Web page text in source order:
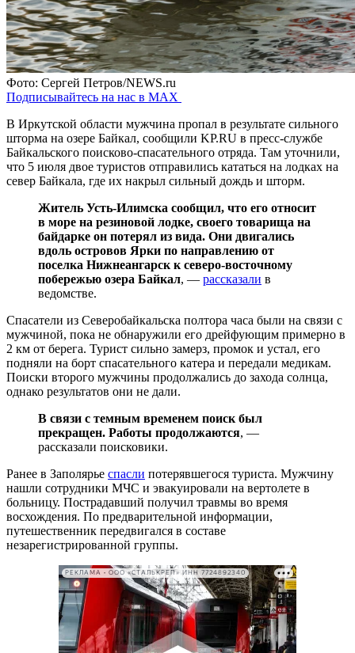
Фото: Сергей Петров/NEWS.ru
Подписывайтесь на нас в MAX
В Иркутской области мужчина пропал в результате сильного
шторма на озере Байкал, сообщили KP.RU в пресс-службе
Байкальского поисково-спасательного отряда. Там уточнили,
что 5 июля двое туристов отправились кататься на лодках на
север Байкала, где их накрыл сильный дождь и шторм.
Житель Усть-Илимска сообщил, что его относит
в море на резиновой лодке, своего товарища на
байдарке он потерял из вида. Они двигались
вдоль островов Ярки по направлению от
поселка Нижнеангарск к северо-восточному
побережью озера Байкал, — рассказали в
ведомстве.
Спасатели из Северобайкальска полтора часа были на связи с
мужчиной, пока не обнаружили его дрейфующим примерно в
2 км от берега. Турист сильно замерз, промок и устал, его
подняли на борт спасательного катера и передали медикам.
Поиски второго мужчины продолжались до захода солнца,
однако результатов они не дали.
В связи с темным временем поиск был
прекращен. Работы продолжаются, —
рассказали поисковики.
Ранее в Заполярье спасли потерявшегося туриста. Мужчину
нашли сотрудники МЧС и эвакуировали на вертолете в
больницу. Пострадавший получил травмы во время
восхождения. По предварительной информации,
путешественник передвигался в составе
незарегистрированной группы.
РЕКЛАМА • ООО «СТАЛЬКРЕП» ИНН 7724892340